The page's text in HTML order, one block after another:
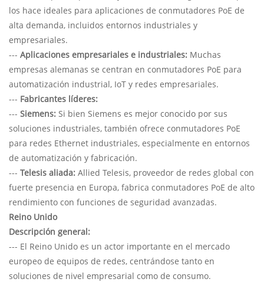
los hace ideales para aplicaciones de conmutadores PoE de
alta demanda, incluidos entornos industriales y
empresariales.
--- Aplicaciones empresariales e industriales: Muchas
empresas alemanas se centran en conmutadores PoE para
automatización industrial, IoT y redes empresariales.
--- Fabricantes líderes:
--- Siemens: Si bien Siemens es mejor conocido por sus
soluciones industriales, también ofrece conmutadores PoE
para redes Ethernet industriales, especialmente en entornos
de automatización y fabricación.
--- Telesis aliada: Allied Telesis, proveedor de redes global con
fuerte presencia en Europa, fabrica conmutadores PoE de alto
rendimiento con funciones de seguridad avanzadas.
Reino Unido
Descripción general:
--- El Reino Unido es un actor importante en el mercado
europeo de equipos de redes, centrándose tanto en
soluciones de nivel empresarial como de consumo.